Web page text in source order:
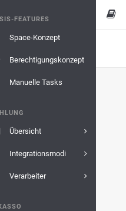
FEATURES
Space-Konzept
Berechtigungskonzept
Manuelle Tasks
Übersicht
Integrationsmodi
Verarbeiter